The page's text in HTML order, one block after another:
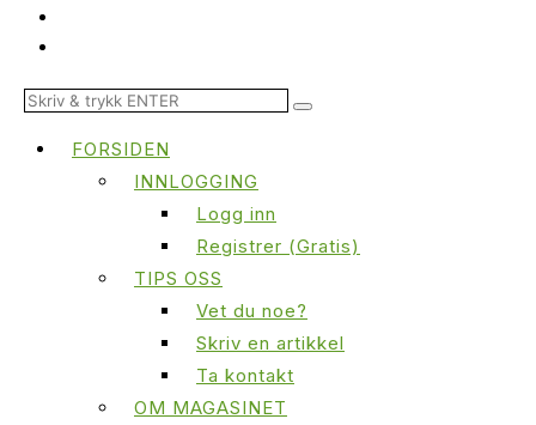
FORSIDEN
INNLOGGING
Logg inn
Registrer (Gratis)
TIPS OSS
Vet du noe?
Skriv en artikkel
Ta kontakt
OM MAGASINET